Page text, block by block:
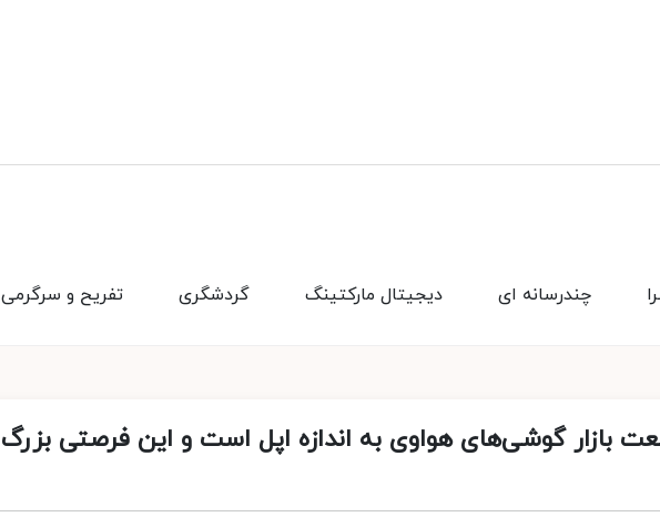
تفریح و سرگرمی گردشگری دیجیتال مارکتینگ چندرسانه ای
بازار گوشی‌های هواوی به اندازه اپل است و این فرصتی بزرگ